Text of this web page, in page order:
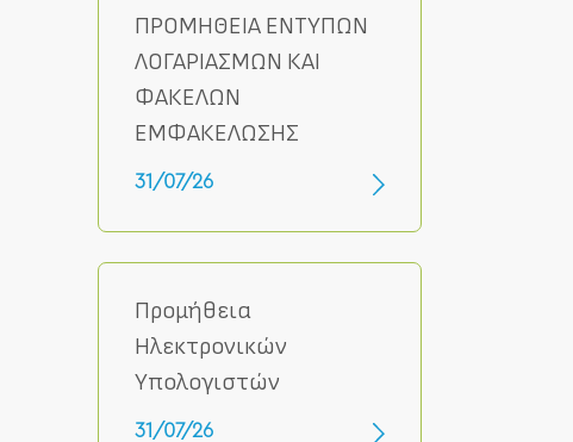
ΠΡΟΜΗΘΕΙΑ ΕΝΤΥΠΩΝ
ΛΟΓΑΡΙΑΣΜΩΝ ΚΑΙ
ΦΑΚΕΛΩΝ
ΕΜΦΑΚΕΛΩΣΗΣ
31/07/26
Προμήθεια
Ηλεκτρονικών
Υπολογιστών
31/07/26